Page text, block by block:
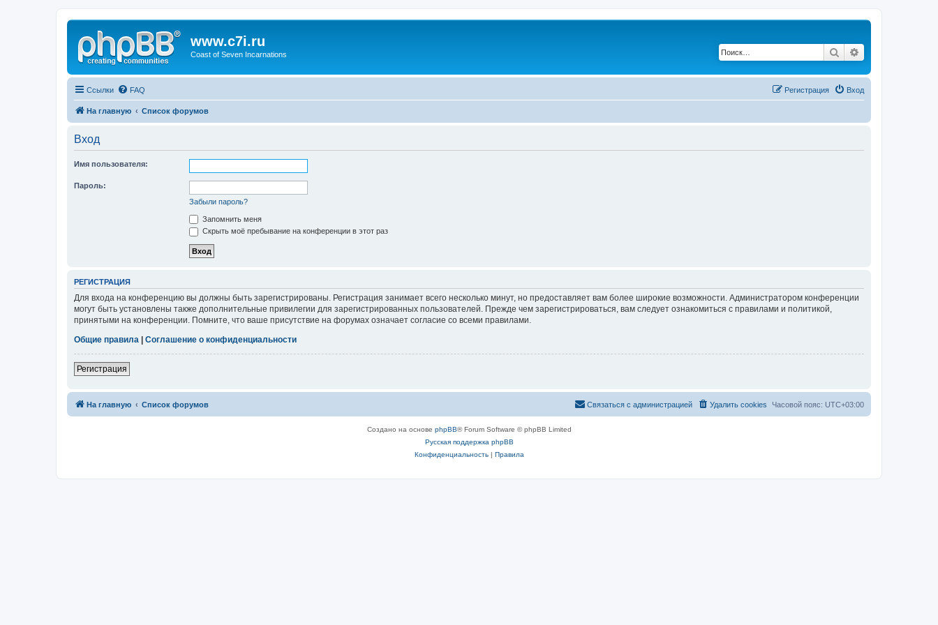
www.c7i.ru
Coast of Seven Incarnations Поиск
Ссылки FAQ Вход
Регистрация
На главную Список форумов
Вход
Имя пользователя:
Пароль:
Забыли пароль?
Запомнить меня
Скрыть моё пребывание на конференции в этот раз
РЕГИСТРАЦИЯ
Для входа на конференцию вы должны быть зарегистрированы. Регистрация занимает всего несколько минут, но предоставляет вам более широкие возможности. Администратором конференции
могут быть установлены также дополнительные привилегии для зарегистрированных пользователей. Прежде чем зарегистрироваться, вам следует ознакомиться с правилами и политикой,
принятыми на конференции. Помните, что ваше присутствие на форумах означает согласие со всеми правилами.
Общие правила
Соглашение о конфиденциальности
Регистрация
На главную Список форумов Часовой пояс: UTC+03:00
Удалить cookies
Связаться с администрацией
Создано на основе phpBB® Forum Software © phpBB Limited
Русская поддержка phpBB
Конфиденциальность| Правила